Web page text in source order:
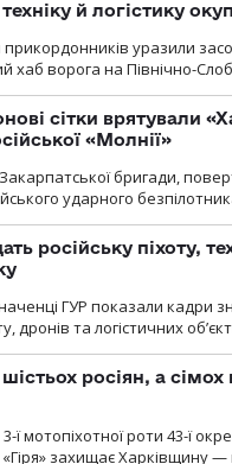
й логістику
уразили
хаб ворога на Північно-
сітки врятували
«Молнії»
Закарпатської бригади,
ударного
російську піхоту,
ГУР показали кадри
дронів та логістичних
росіян, а
ї мотопіхотної роти 43-ї
захищає Харківщину —